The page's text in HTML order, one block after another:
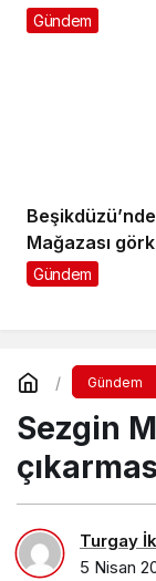
Cora
Gündem
Mağazası
törenle açıldı
Gündem
Gündem
Sezgin
Turgay
5 Nisan